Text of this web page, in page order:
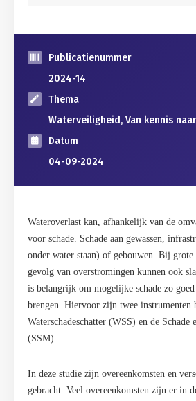
Publicatienummer
2024-14
Thema
Waterveiligheid, Van kennis
Datum
04-09-2024
Wateroverlast kan, afhankelijk van de
voor schade. Schade aan gewassen,
onder water staan) of gebouwen. Bij grote
gevolg van overstromingen kunnen ook
is belangrijk om mogelijke schade zo
brengen. Hiervoor zijn twee instrumenten
Waterschadeschatter (WSS) en de
(SSM).
In deze studie zijn overeenkomsten en
gebracht. Veel overeenkomsten zijn er in